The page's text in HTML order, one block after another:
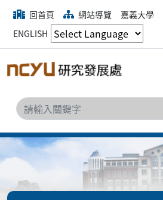
回首頁 網站導覽 嘉義大學
ENGLISH